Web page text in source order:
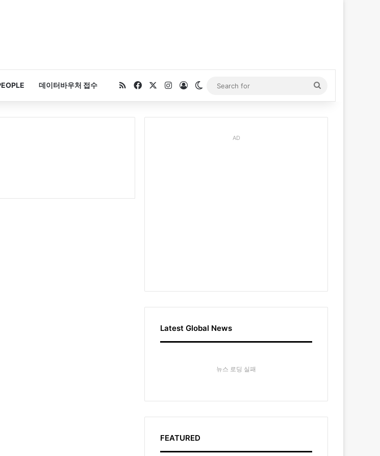
데이터바우처 접수 RSS FacebookInstagram
Log InSwitch skin
for
AD
Latest Global News
뉴스 로딩 실패
FEATURED